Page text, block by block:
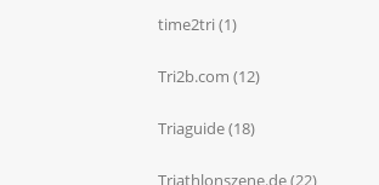
time2tri (1)
Tri2b.com (12)
Triaguide(18)
Triathlonszene.de(22)